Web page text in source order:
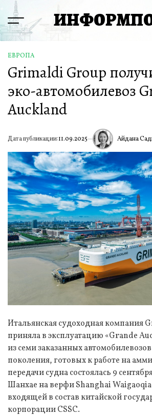
Перейти
содержимому
Menu
ОПУБЛИКОВАНО
В
ЕВРОПА
Grimaldi Group
эко-автомобилевоз
Auckland
Дата публикации:11.09.2025 ИА Айдана
Итальянская судоходная компания
приняла в эксплуатацию «Grande
из семи заказанных
поколения, готовых к работе на
передачи судна состоялась 9
Шанхае на верфи Shanghai
входящей в состав китайской
корпорации CSSC.